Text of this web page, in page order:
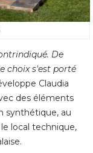
De
choix s'est porté
Claudia
des éléments
synthétique, au
local technique,